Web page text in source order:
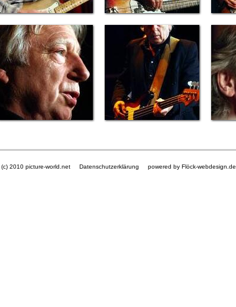
(c) 2010 picture-world.net Datenschutzerklärung powered by Flöck-webdesign.de